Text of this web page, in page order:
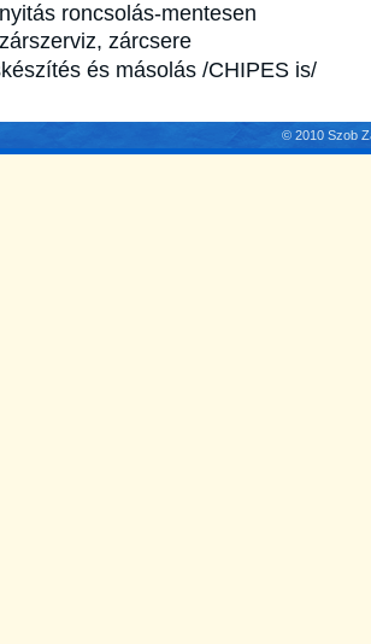
roncsolás-mentesen
zárcsere
és másolás /CHIPES is/
© 2010 Szob